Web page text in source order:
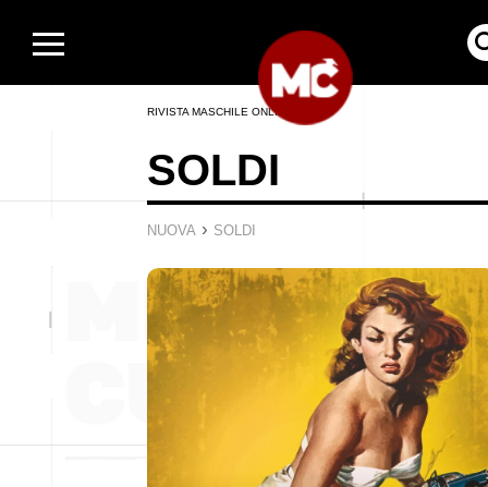
RIVISTA MASCHILE ONLINE
SOLDI
NUOVA › SOLDI